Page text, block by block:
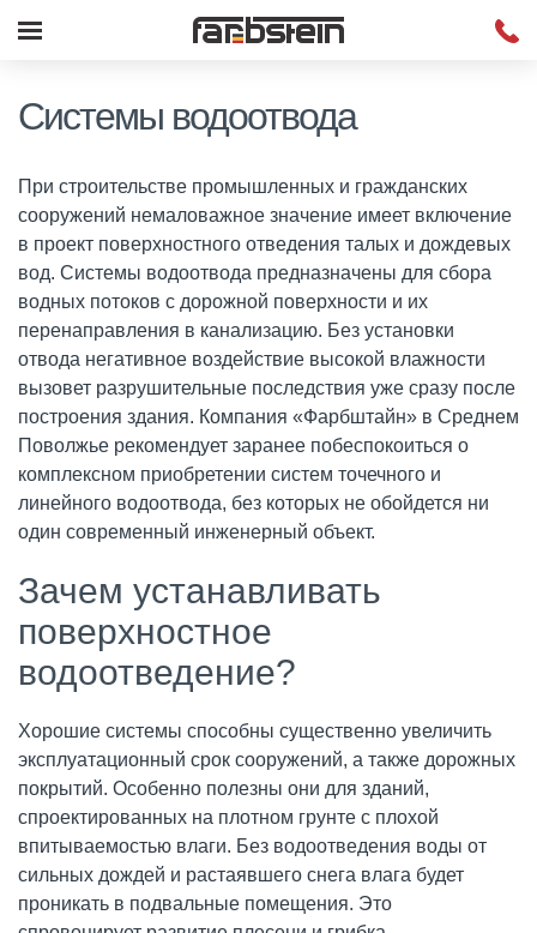
Системы водоотвода
При строительстве промышленных и гражданских
сооружений немаловажное значение имеет включение
в проект поверхностного отведения талых и дождевых
вод. Системы водоотвода предназначены для сбора
водных потоков с дорожной поверхности и их
перенаправления в канализацию. Без установки
отвода негативное воздействие высокой влажности
вызовет разрушительные последствия уже сразу после
построения здания. Компания «Фарбштайн» в Среднем
Поволжье рекомендует заранее побеспокоиться о
комплексном приобретении систем точечного и
линейного водоотвода, без которых не обойдется ни
один современный инженерный объект.
Зачем устанавливать
поверхностное
водоотведение?
Хорошие системы способны существенно увеличить
эксплуатационный срок сооружений, а также дорожных
покрытий. Особенно полезны они для зданий,
спроектированных на плотном грунте с плохой
впитываемостью влаги. Без водоотведения воды от
сильных дождей и растаявшего снега влага будет
проникать в подвальные помещения. Это